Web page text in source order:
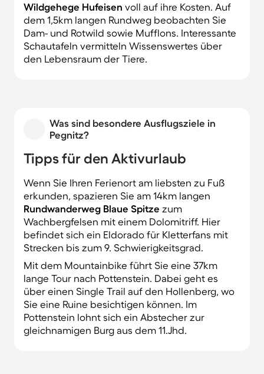
Wildgehege Hufeisen voll auf ihre Kosten. Auf
dem 1,5km langen Rundweg beobachten Sie
Dam- und Rotwild sowie Mufflons. Interessante
Schautafeln vermitteln Wissenswertes über
den Lebensraum der Tiere.
Was sind besondere Ausflugsziele in
Pegnitz?
Tipps für den Aktivurlaub
Wenn Sie Ihren Ferienort am liebsten zu Fuß
erkunden, spazieren Sie am 14km langen
Rundwanderweg Blaue Spitze zum
Wachbergfelsen mit einem Dolomitriff. Hier
befindet sich ein Eldorado für Kletterfans mit
Strecken bis zum 9. Schwierigkeitsgrad.
Mit dem Mountainbike führt Sie eine 37km
lange Tour nach Pottenstein. Dabei geht es
über einen Single Trail auf den Hollenberg, wo
Sie eine Ruine besichtigen können. Im
Pottenstein lohnt sich ein Abstecher zur
gleichnamigen Burg aus dem 11.Jhd.